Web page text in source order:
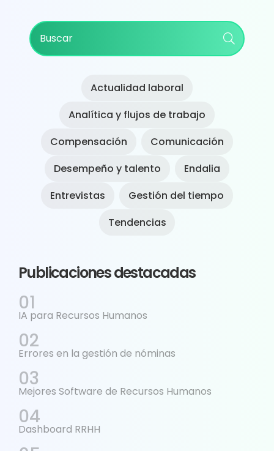
Primary
Sidebar
Actualidad laboral
Analítica y flujos de trabajo
Compensación
Comunicación
Desempeño y talento
Endalia
Entrevistas
Gestión del tiempo
Tendencias
Publicaciones destacadas
IA para Recursos Humanos
Errores en la gestión de nóminas
Mejores Software de Recursos Humanos
Dashboard RRHH